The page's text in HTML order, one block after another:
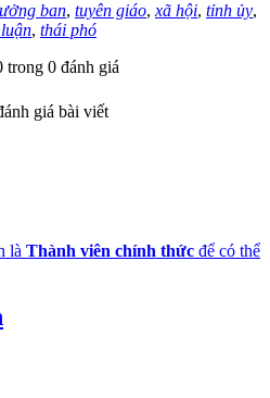
ban, tuyên giáo,xã hội, tỉnh ủy,
, thái phó
trong 0 đánh giá
giá bài viết
là Thành viên chính thức để có thể